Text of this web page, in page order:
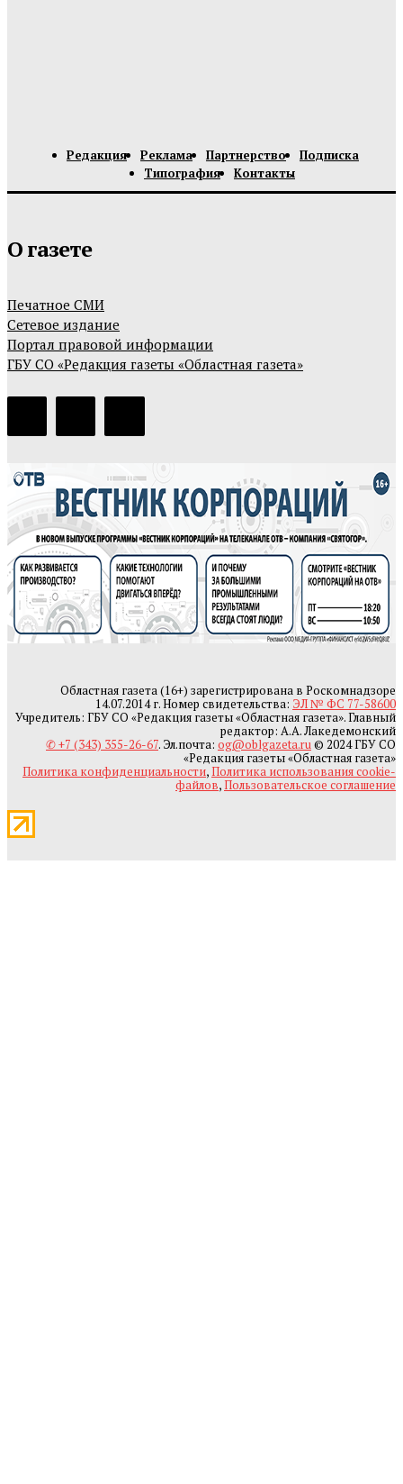
Редакция Реклама Партнерство
Подписка
Типография
Контакты
О газете
Печатное СМИ
Сетевое издание
Портал правовой информации
ГБУ СО «Редакция газеты «Областная газета»
Областная газета (16+) зарегистрирована в Роскомнадзоре
14.07.2014 г. Номер свидетельства: ЭЛ № ФС 77-58600
Учредитель: ГБУ СО «Редакция газеты «Областная газета». Главный
редактор: А.А. Лакедемонский
✆ +7 (343) 355-26-67. Эл.почта: og@oblgazeta.ru© 2024 ГБУ СО
«Редакция газеты «Областная газета»
Политика конфиденциальности,Политика использования cookie-
файлов,Пользовательское соглашение